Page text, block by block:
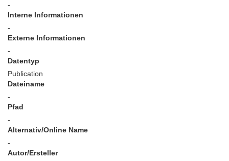
-
Interne Informationen
-
Externe Informationen
-
Datentyp
Publication
Dateiname
-
Pfad
-
Alternativ/Online Name
-
Autor/Ersteller